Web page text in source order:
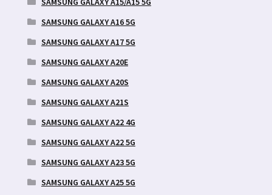
SAMSUNG GALAXY A16 5G
SAMSUNG GALAXY A17 5G
SAMSUNG GALAXY A20E
SAMSUNG GALAXY A20S
SAMSUNG GALAXY A21S
SAMSUNG GALAXY A22 4G
SAMSUNG GALAXY A22 5G
SAMSUNG GALAXY A23 5G
SAMSUNG GALAXY A25 5G